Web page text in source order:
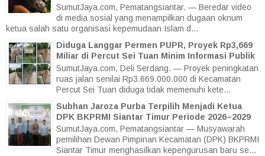
SumutJaya.com, Pematangsiantar. — Beredar video
di media sosial yang menampilkan dugaan oknum
ketua salah satu organisasi kepemudaan Islam d...
Diduga Langgar Permen PUPR, Proyek Rp3,669
Miliar di Percut Sei Tuan Minim Informasi Publik
SumutJaya.com, Deli Serdang. — Proyek peningkatan
ruas jalan senilai Rp3.669.000.000 di Kecamatan
Percut Sei Tuan diduga tidak memenuhi kete...
Subhan Jaroza Purba Terpilih Menjadi Ketua
DPK BKPRMI Siantar Timur Periode 2026–2029
SumutJaya.com, Pematangsiantar — Musyawarah
pemilihan Dewan Pimpinan Kecamatan (DPK) BKPRMI
Siantar Timur menghasilkan kepengurusan baru se...